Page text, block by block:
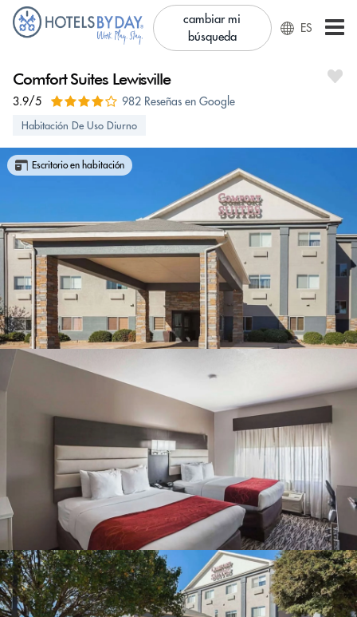
cambiar mi
búsqueda
ES
Comfort Suites Lewisville
3.9/5 982 Reseñas en Google
Habitación De Uso Diurno
Escritorio en habitación